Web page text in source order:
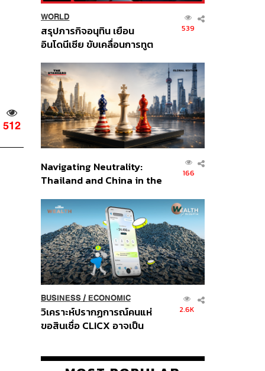
512
WORLD
สรุปภารกิจอนุทิน เยือน
อินโดนีเซีย ขับเคลื่อนการทูต
ส่วนยุทธศาสตร์ไทย –
อินโดนีเซีย
539
Navigating Neutrality:
Thailand and China in the
Order
166
BUSINESS/ ECONOMIC
วิเคราะห์ปรากฏการณ์คนแห่
ขอสินเชื่อ CLICX อาจเป็น
ปัญหาหนี้ครัวเรือนไทยที่ถูกซุก
2.6K